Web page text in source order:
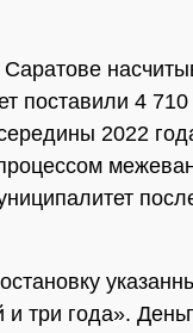
поставили 4
2022
три года».